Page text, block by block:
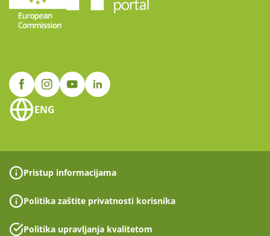
ENG
Pristup informacijama
Politika zaštite privatnosti korisnika
Politika upravljanja kvalitetom